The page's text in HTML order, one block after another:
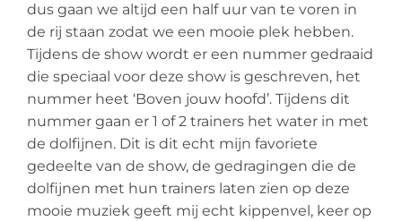
dus gaan we altijd een half uur van te voren in
de rij staan zodat we een mooie plek hebben.
Tijdens de show wordt er een nummer gedraaid
die speciaal voor deze show is geschreven, het
nummer heet ‘Boven jouw hoofd’. Tijdens dit
nummer gaan er 1 of 2 trainers het water in met
de dolfijnen. Dit is dit echt mijn favoriete
gedeelte van de show, de gedragingen die de
dolfijnen met hun trainers laten zien op deze
mooie muziek geeft mij echt kippenvel, keer op